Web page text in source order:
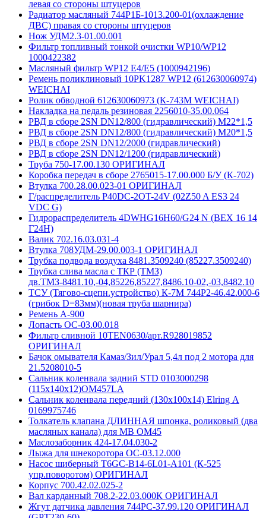
левая со стороны штуцеров
Радиатор масляный 744Р1Б-1013.200-01(охлаждение
ДВС) правая со стороны штуцеров
Нож УДМ2.3-01.00.001
Фильтр топливный тонкой очистки WP10/WP12
1000422382
Масляный фильтр WP12 Е4/E5 (1000942196)
Ремень поликлиновый 10PK1287 WP12 (612630060974)
WEICHAI
Ролик обводной 612630060973 (К-743М WEICHAI)
Накладка на педаль резиновая 2256010-35.00.064
РВД в сборе 2SN DN12/800 (гидравлический) М22*1,5
РВД в сборе 2SN DN12/800 (гидравлический) М20*1,5
РВД в сборе 2SN DN12/2000 (гидравлический)
РВД в сборе 2SN DN12/1200 (гидравлический)
Труба 750-17.00.130 ОРИГИНАЛ
Коробка передач в сборе 2765015-17.00.000 Б/У (К-702)
Втулка 700.28.00.023-01 ОРИГИНАЛ
Г/распределитель P40DC-2OT-24V (02Z50 A ES3 24
VDC G)
Гидрораспределитель 4DWHG16H60/G24 N (ВЕХ 16 14
Г24H)
Валик 702.16.03.031-4
Втулка 708УДМ-29.00.003-1 ОРИГИНАЛ
Трубка подвода воздуха 8481.3509240 (85227.3509240)
Трубка слива масла с ТКР (ТМЗ)
дв.ТМЗ-8481.10,-04,85226,85227,8486.10-02,-03,8482.10
ТСУ (Тягово-сцепн.устройство) К-7М 744Р2-46.42.000-6
(грибок D=83мм)(новая труба шарнира)
Ремень A-900
Лопасть ОС-03.00.018
Фильтр сливной 10ТЕN0630/арт.R928019852
ОРИГИНАЛ
Бачок омывателя Камаз/Зил/Урал 5,4л под 2 мотора для
21.5208010-5
Сальник коленвала задний STD 0103000298
(115х140х12)OM457LA
Сальник коленвала передний (130х100х14) Elring А
0169975746
Толкатель клапана ДЛИННАЯ шпонка, роликовый (два
масляных канала) для MB OM45
Маслозаборник 424-17.04.030-2
Лыжа для шнекоротора ОС-03.12.000
Насос шиберный Т6GC-B14-6L01-A101 (К-525
упр.поворотом) ОРИГИНАЛ
Корпус 700.42.02.025-2
Вал карданный 708.2-22.03.000К ОРИГИНАЛ
Жгут датчика давления 744РС-37.99.120 ОРИГИНАЛ